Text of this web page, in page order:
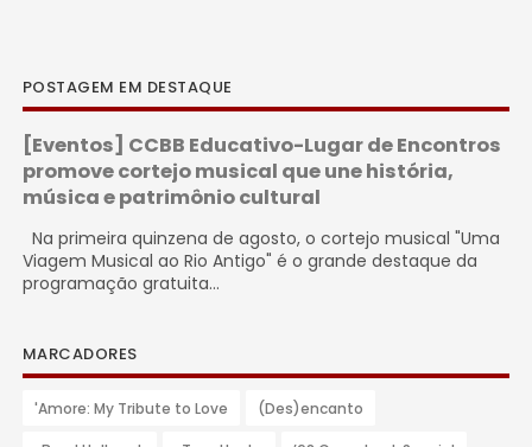
POSTAGEM EM DESTAQUE
[Eventos] CCBB Educativo-Lugar de Encontros
promove cortejo musical que une história,
música e patrimônio cultural
Na primeira quinzena de agosto, o cortejo musical "Uma
Viagem Musical ao Rio Antigo" é o grande destaque da
programação gratuita...
MARCADORES
'Amore: My Tribute to Love (Des)encanto